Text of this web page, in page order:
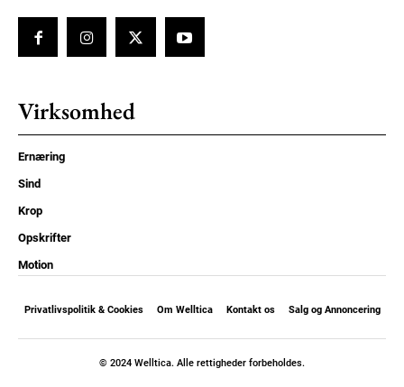
Virksomhed
Ernæring
Sind
Krop
Opskrifter
Motion
Privatlivspolitik & Cookies Om Welltica Kontakt os Salg og Annoncering
© 2024 Welltica. Alle rettigheder forbeholdes.